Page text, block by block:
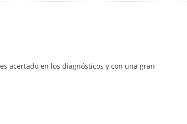
acertado en los diagnósticos y con una gran